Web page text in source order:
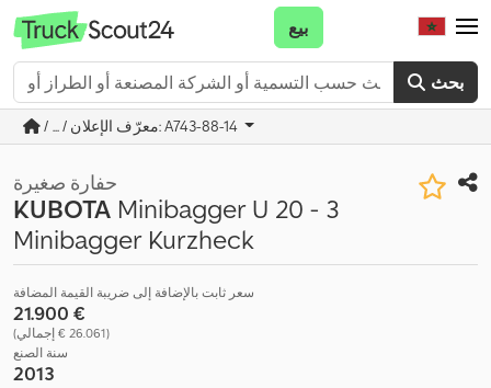
بحث
بيع
/ ... / معرّف الإعلان: A743-88-14
حفارة صغيرة
KUBOTA Minibagger U 20 - 3
Minibagger Kurzheck
سعر ثابت بالإضافة إلى ضريبة القيمة المضافة
‏21.900 €
(‏26.061 € إجمالي)
سنة الصنع
2013